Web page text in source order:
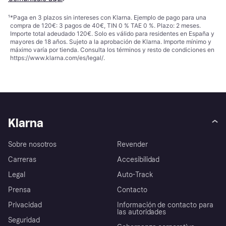
¹*Paga en 3 plazos sin intereses con Klarna. Ejemplo de pago para una
compra de 120€: 3 pagos de 40€, TIN 0 % TAE 0 %. Plazo: 2 meses.
Importe total adeudado 120€. Solo es válido para residentes en España y
mayores de 18 años. Sujeto a la aprobación de Klarna. Importe mínimo y
máximo varía por tienda. Consulta los términos y resto de condiciones en
https://www.klarna.com/es/legal/.
Klarna
Sobre nosotros
Carreras
Legal
Prensa
Privacidad
Seguridad
Revender
Accesibilidad
Auto-Track
Contacto
Información de contacto para
las autoridades